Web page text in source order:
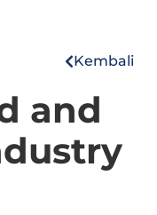
Kembali
and